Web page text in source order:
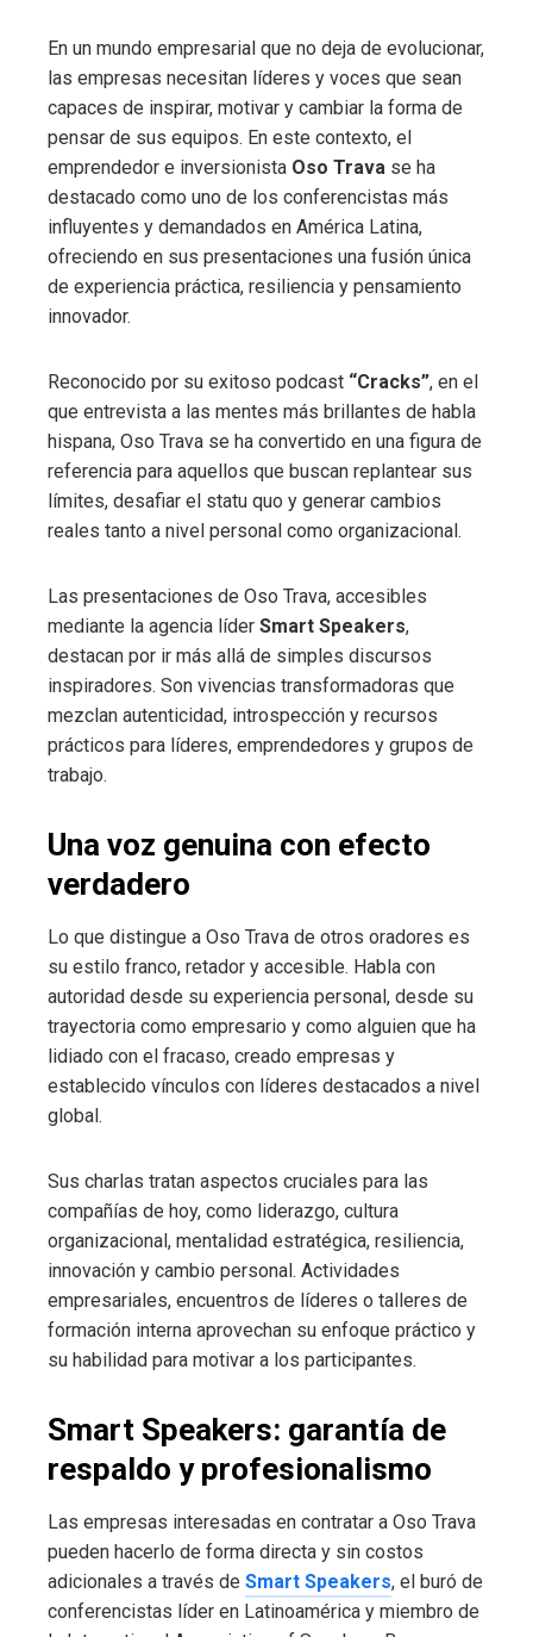
En un mundo empresarial que no deja de evolucionar,
las empresas necesitan líderes y voces que sean
capaces de inspirar, motivar y cambiar la forma de
pensar de sus equipos. En este contexto, el
emprendedor e inversionista Oso Trava se ha
destacado como uno de los conferencistas más
influyentes y demandados en América Latina,
ofreciendo en sus presentaciones una fusión única
de experiencia práctica, resiliencia y pensamiento
innovador.
Reconocido por su exitoso podcast “Cracks”, en el
que entrevista a las mentes más brillantes de habla
hispana, Oso Trava se ha convertido en una figura de
referencia para aquellos que buscan replantear sus
límites, desafiar el statu quo y generar cambios
reales tanto a nivel personal como organizacional.
Las presentaciones de Oso Trava, accesibles
mediante la agencia líder Smart Speakers,
destacan por ir más allá de simples discursos
inspiradores. Son vivencias transformadoras que
mezclan autenticidad, introspección y recursos
prácticos para líderes, emprendedores y grupos de
trabajo.
Una voz genuina con efecto
verdadero
Lo que distingue a Oso Trava de otros oradores es
su estilo franco, retador y accesible. Habla con
autoridad desde su experiencia personal, desde su
trayectoria como empresario y como alguien que ha
lidiado con el fracaso, creado empresas y
establecido vínculos con líderes destacados a nivel
global.
Sus charlas tratan aspectos cruciales para las
compañías de hoy, como liderazgo, cultura
organizacional, mentalidad estratégica, resiliencia,
innovación y cambio personal. Actividades
empresariales, encuentros de líderes o talleres de
formación interna aprovechan su enfoque práctico y
su habilidad para motivar a los participantes.
Smart Speakers: garantía de
respaldo y profesionalismo
Las empresas interesadas en contratar a Oso Trava
pueden hacerlo de forma directa y sin costos
adicionales a través de Smart Speakers, el buró de
conferencistas líder en Latinoamérica y miembro de